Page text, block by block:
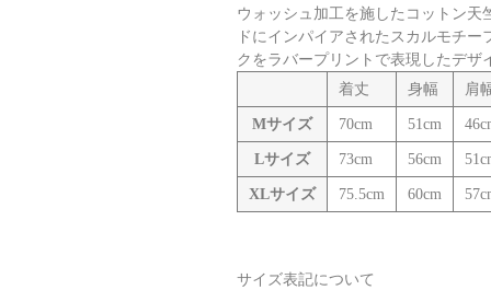
ウォッシュ加工を施したコットン
ドにインパイアされたスカルモチ
クをラバープリントで表現したデザ
着丈
身幅 肩
Mサイズ 70cm 51cm
Lサイズ 73cm 56cm
XLサイズ 75.5cm 60cm
サイズ表記について